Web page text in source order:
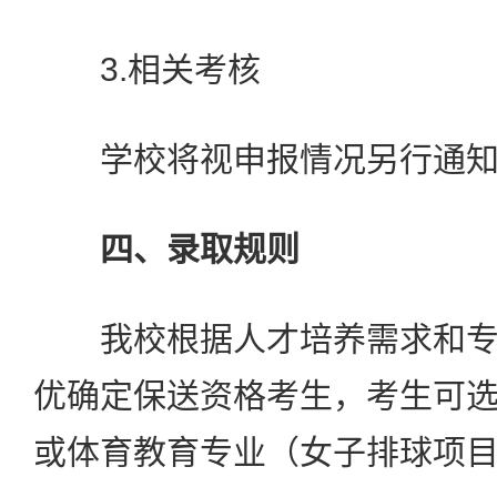
3.相关考核
学校将视申报情况另行通
四、录取规则
我校根据人才培养需求和专
优确定保送资格考生，考生可
或体育教育专业（女子排球项